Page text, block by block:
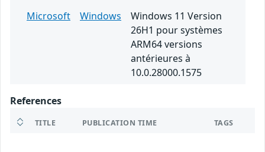
Microsoft
Windows
Windows 11 Version
26H1 pour systèmes
ARM64 versions
antérieures à
10.0.28000.1575
References
TITLE PUBLICATION TIME TAGS